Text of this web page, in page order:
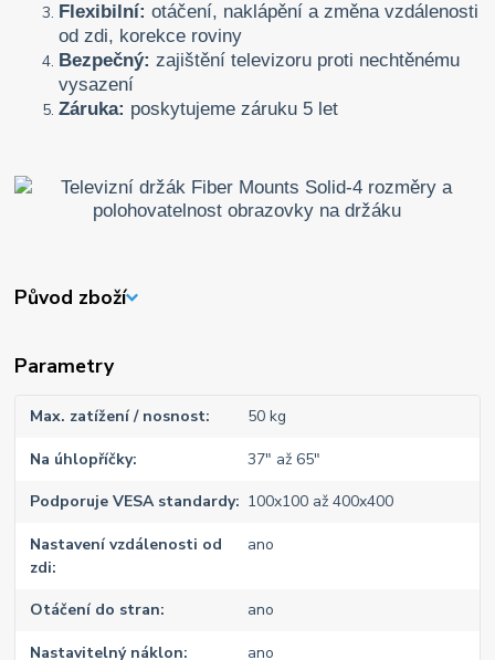
Flexibilní: otáčení, naklápění a změna vzdálenosti
od zdi, korekce roviny
Bezpečný: zajištění televizoru proti nechtěnému
vysazení
Záruka: poskytujeme záruku 5 let
Původ zboží
Parametry
Max. zatížení / nosnost 50 kg
Na úhlopříčky 37" až 65"
Podporuje VESA standardy 100x100 až 400x400
Nastavení vzdálenosti od
zdi
ano
Otáčení do stran ano
Nastavitelný náklon ano